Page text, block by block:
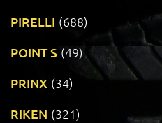
PIRELLI (688)
POINT S (49)
PRINX (34)
RIKEN (321)